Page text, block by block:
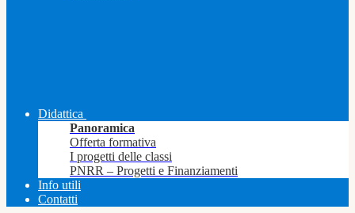
Didattica
Panoramica
Offerta formativa
I progetti delle classi
PNRR – Progetti e Finanziamenti
Info utili
Contatti